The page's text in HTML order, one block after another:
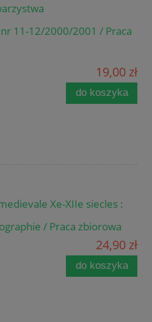
11-12/2000/2001 / Praca
19,00 zł
do koszyka
Xe-XIIe siecles :
/ Praca zbiorowa
24,90 zł
do koszyka